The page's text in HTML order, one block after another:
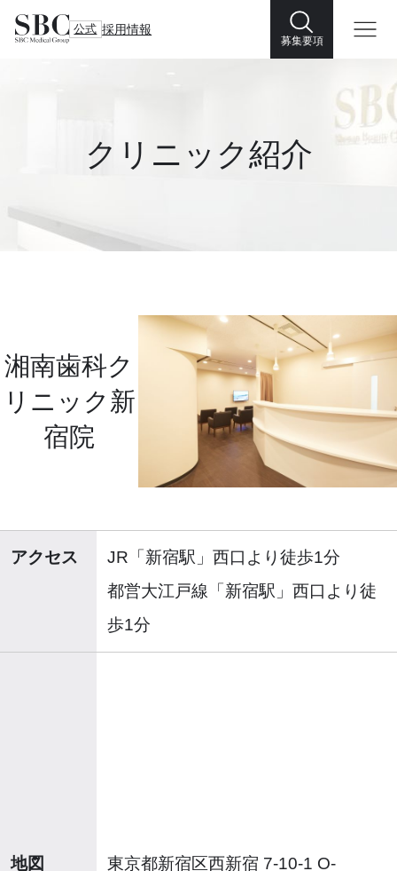
公式 採用情報
募集要項
クリニック紹介
湘南歯科ク
リニック新
宿院
アクセス
JR「新宿駅」西口より徒歩1分
都営大江戸線「新宿駅」西口より徒
歩1分
地図
東京都新宿区西新宿 7-10-1 O-